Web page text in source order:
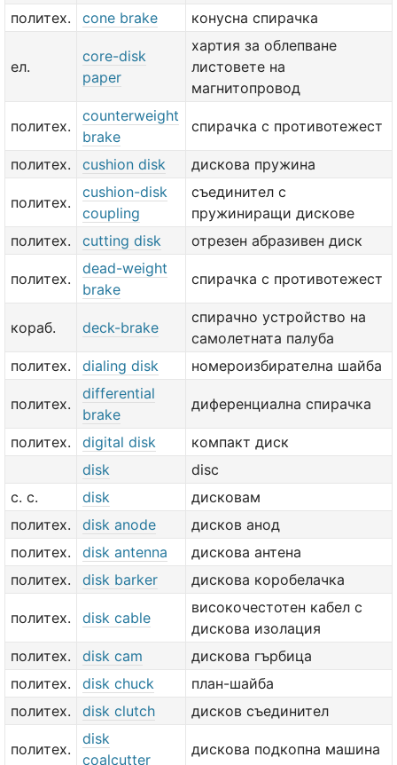
политех. cone brake конусна спирачка
ел.
core-disk
paper
хартия за облепване
листовете на
магнитопровод
политех.
counterweight
brake
спирачка с противотежест
политех. cushion disk дискова пружина
политех.
cushion-disk
coupling
съединител с
пружиниращи дискове
политех.
cutting disk отрезен абразивен диск
политех.
dead-weight
brake
спирачка с противотежест
кораб. deck-brake
спирачно устройство на
самолетната палуба
политех.
dialing disk номероизбирателна шайба
политех.
differential
brake
диференциална спирачка
политех. digital disk
компакт диск
disk
disc
с. с.
disk
дисковам
политех.
disk anode
дисков анод
политех.
disk antenna
дискова антена
политех.
disk barker дискова коробелачка
политех. disk cable
високочестотен кабел с
дискова изолация
политех.
disk cam
дискова гърбица
политех.
disk chuck
план-шайба
политех.
disk clutch дисков съединител
политех.
disk
coalcutter
дискова подкопна машина